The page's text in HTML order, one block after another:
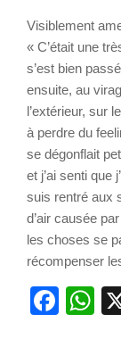
Visiblement
« C’était une
s’est bien
ensuite, au
l’extérieur, sur
à perdre du
se dégonflait
et j’ai senti que
suis rentré aux
d’air causée
les choses se
récompenser